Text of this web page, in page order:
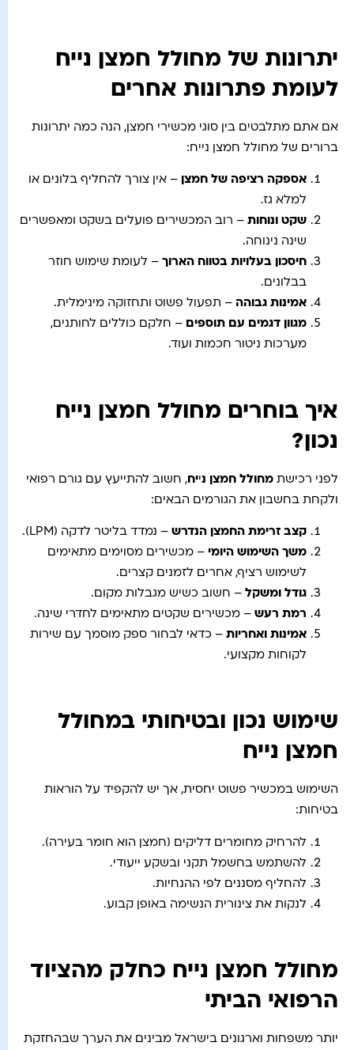
יתרונות של מחולל חמצן נייח
לעומת פתרונות אחרים
אם אתם מתלבטים בין סוגי מכשירי חמצן, הנה כמה יתרונות
ברורים של מחולל חמצן נייח:
אספקה רציפה של חמצן – אין צורך להחליף בלונים או
למלא גז.
שקט ונוחות – רוב המכשירים פועלים בשקט ומאפשרים
שינה נינוחה.
חיסכון בעלויות בטווח הארוך – לעומת שימוש חוזר
בבלונים.
אמינות גבוהה – תפעול פשוט ותחזוקה מינימלית.
מגוון דגמים עם תוספים – חלקם כוללים לחותנים,
מערכות ניטור חכמות ועוד.
איך בוחרים מחולל חמצן נייח
נכון?
לפני רכישת מחולל חמצן נייח, חשוב להתייעץ עם גורם רפואי
ולקחת בחשבון את הגורמים הבאים:
קצב זרימת החמצן הנדרש – נמדד בליטר לדקה (LPM).
משך השימוש היומי – מכשירים מסוימים מתאימים
לשימוש רציף, אחרים לזמנים קצרים.
גודל ומשקל – חשוב כשיש מגבלות מקום.
רמת רעש – מכשירים שקטים מתאימים לחדרי שינה.
אמינות ואחריות – כדאי לבחור ספק מוסמך עם שירות
לקוחות מקצועי.
שימוש נכון ובטיחותי במחולל
חמצן נייח
השימוש במכשיר פשוט יחסית, אך יש להקפיד על הוראות
בטיחות:
להרחיק מחומרים דליקים (חמצן הוא חומר בעירה).
להשתמש בחשמל תקני ובשקע ייעודי.
להחליף מסננים לפי ההנחיות.
לנקות את צינורית הנשימה באופן קבוע.
מחולל חמצן נייח כחלק מהציוד
הרפואי הביתי
יותר משפחות וארגונים בישראל מבינים את הערך שבהחזקת